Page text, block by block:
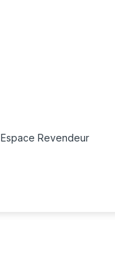
Espace Revendeur